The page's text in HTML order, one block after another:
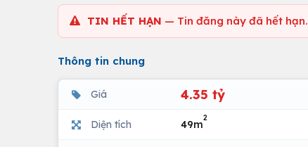
TIN HẾT HẠN — Tin đăng này đã hết hạn.
Thông tin chung
Giá 4.35 tỷ
Diện tích 49m
2